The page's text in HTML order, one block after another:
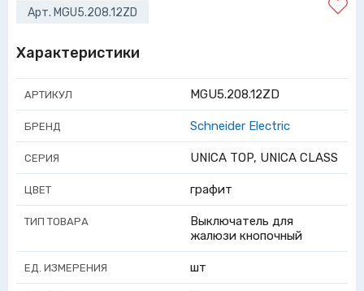
Арт. MGU5.208.12ZD
Характеристики
АРТИКУЛ MGU5.208.12ZD
БРЕНД Schneider Electric
СЕРИЯ UNICA TOP, UNICA CLASS
ЦВЕТ графит
ТИП ТОВАРА
Выключатель для
жалюзи кнопочный
ЕД. ИЗМЕРЕНИЯ шт